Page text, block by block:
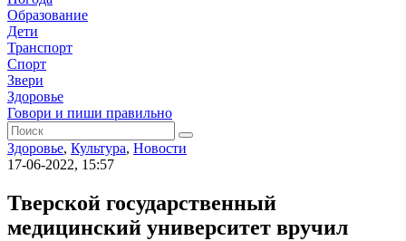
Образование
Дети
Транспорт
Спорт
Звери
Здоровье
Говори и пиши правильно
Здоровье, Культура, Новости
17-06-2022, 15:57
Тверской государственный
медицинский университет вручил